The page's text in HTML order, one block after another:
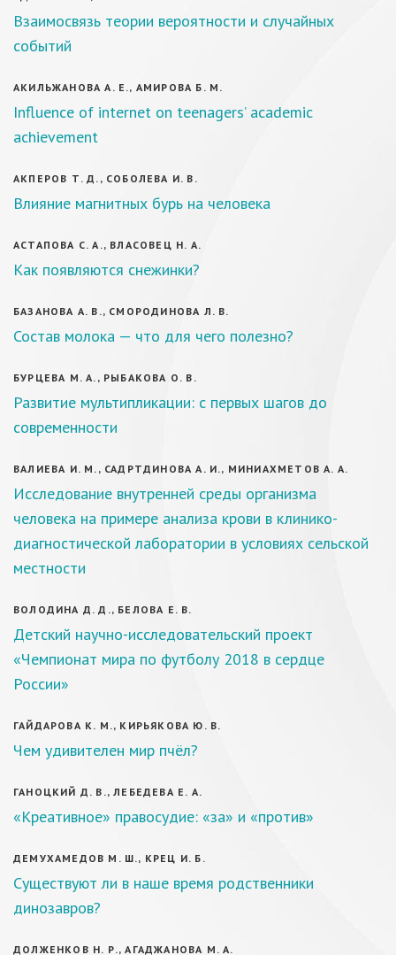
Взаимосвязь теории вероятности и случайных
событий
АКИЛЬЖАНОВА А. Е., АМИРОВА Б. М.
Influence of internet on teenagers’ academic
achievement
АКПЕРОВ Т. Д., СОБОЛЕВА И. В.
Влияние магнитных бурь на человека
АСТАПОВА С. А., ВЛАСОВЕЦ Н. А.
Как появляются снежинки?
БАЗАНОВА А. В., СМОРОДИНОВА Л. В.
Состав молока — что для чего полезно?
БУРЦЕВА М. А., РЫБАКОВА О. В.
Развитие мультипликации: с первых шагов до
современности
ВАЛИЕВА И. М., САДРТДИНОВА А. И., МИНИАХМЕТОВ А. А.
Исследование внутренней среды организма
человека на примере анализа крови в клинико-
диагностической лаборатории в условиях сельской
местности
ВОЛОДИНА Д. Д., БЕЛОВА Е. В.
Детский научно-исследовательский проект
«Чемпионат мира по футболу 2018 в сердце
России»
ГАЙДАРОВА К. М., КИРЬЯКОВА Ю. В.
Чем удивителен мир пчёл?
ГАНОЦКИЙ Д. В., ЛЕБЕДЕВА Е. А.
«Креативное» правосудие: «за» и «против»
ДЕМУХАМЕДОВ М. Ш., КРЕЦ И. Б.
Существуют ли в наше время родственники
динозавров?
ДОЛЖЕНКОВ Н. Р., АГАДЖАНОВА М. А.